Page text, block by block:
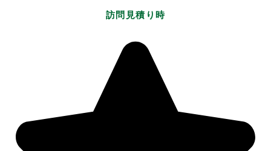
訪問見積り時